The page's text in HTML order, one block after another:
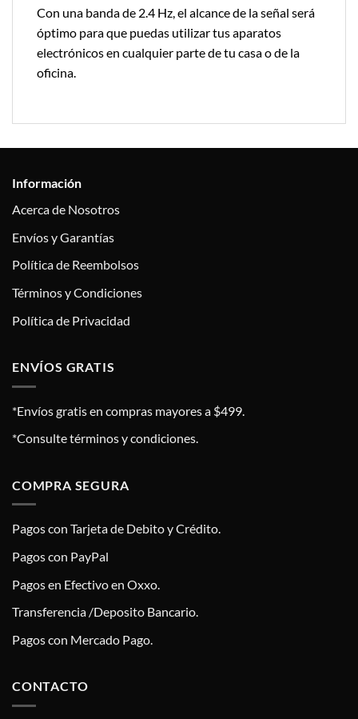
Con una banda de 2.4 Hz, el alcance de la señal será
óptimo para que puedas utilizar tus aparatos
electrónicos en cualquier parte de tu casa o de la
oficina.
Información
Acerca de Nosotros
Envíos y Garantías
Política de Reembolsos
Términos y Condiciones
Política de Privacidad
ENVÍOS GRATIS
*Envíos gratis en compras mayores a $499.
*Consulte términos y condiciones.
COMPRA SEGURA
Pagos con Tarjeta de Debito y Crédito.
Pagos con PayPal
Pagos en Efectivo en Oxxo.
Transferencia /Deposito Bancario.
Pagos con Mercado Pago.
CONTACTO